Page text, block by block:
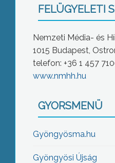
FELÜGYELETI
Nemzeti Média- és
1015 Budapest,
telefon: +36 1 457
www.nmhh.hu
GYORSMENÜ
Gyöngyösma.hu
Gyöngyösi Újság